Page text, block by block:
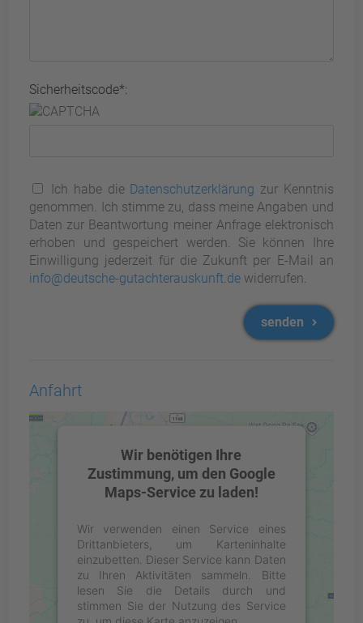
Sicherheitscode*:
Ich habe die Datenschutzerklärung zur Kenntnis
genommen. Ich stimme zu, dass meine Angaben und
Daten zur Beantwortung meiner Anfrage elektronisch
erhoben und gespeichert werden. Sie können Ihre
Einwilligung jederzeit für die Zukunft per E-Mail an
info@deutsche-gutachterauskunft.de widerrufen.
senden
Anfahrt
Wir benötigen Ihre
Zustimmung, um den Google
Maps-Service zu laden!
Wir verwenden einen Service eines
Drittanbieters, um Karteninhalte
einzubetten. Dieser Service kann Daten
zu Ihren Aktivitäten sammeln. Bitte
lesen Sie die Details durch und
stimmen Sie der Nutzung des Service